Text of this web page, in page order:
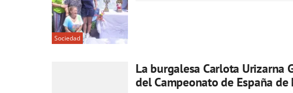
Sociedad
La burgalesa Carlota Urizarna
del Campeonato de España